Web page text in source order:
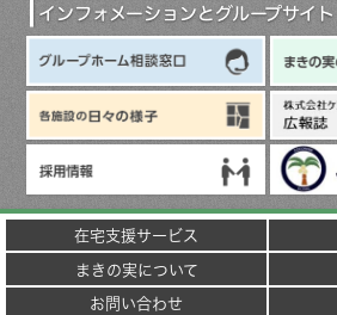
インフォメーションとグループサイト
在宅支援サービス
まきの実について
お問い合わせ